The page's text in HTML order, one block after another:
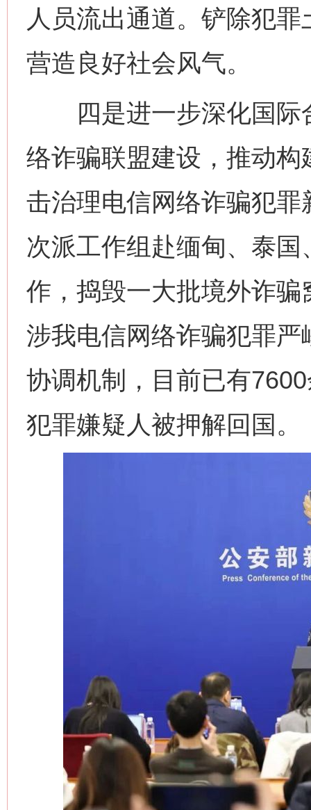
人员流出通道。铲除犯
营造良好社会风气。
四是进一步深化国际
络诈骗联盟建设，推动
击治理电信网络诈骗犯
次派工作组赴缅甸、泰
作，捣毁一大批境外诈
涉我电信网络诈骗犯罪
协调机制，目前已有
犯罪嫌疑人被押解回国。